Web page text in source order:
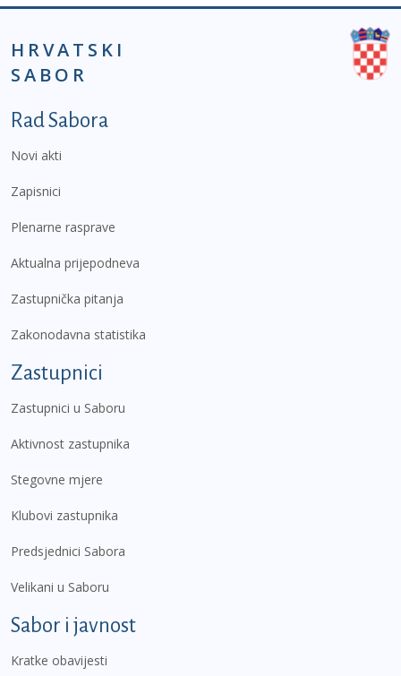
HRVATSKI
SABOR
Podnožje prvi izbornik
Rad Sabora
Novi akti
Zapisnici
Plenarne rasprave
Aktualna prijepodneva
Zastupnička pitanja
Zakonodavna statistika
Zastupnici
Zastupnici u Saboru
Aktivnost zastupnika
Stegovne mjere
Klubovi zastupnika
Predsjednici Sabora
Velikani u Saboru
Sabor i javnost
Kratke obavijesti